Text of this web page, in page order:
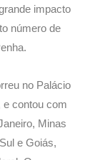
impacto
número de
no Palácio
e contou com
Minas
e Goiás,